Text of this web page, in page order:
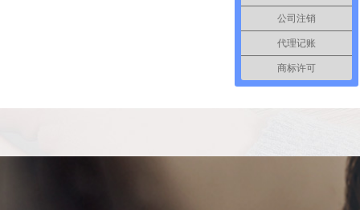
公司注销
代理记账
商标许可